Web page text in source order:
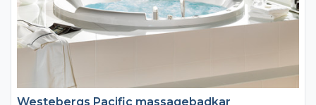
Westebergs Pacific massagebadkar